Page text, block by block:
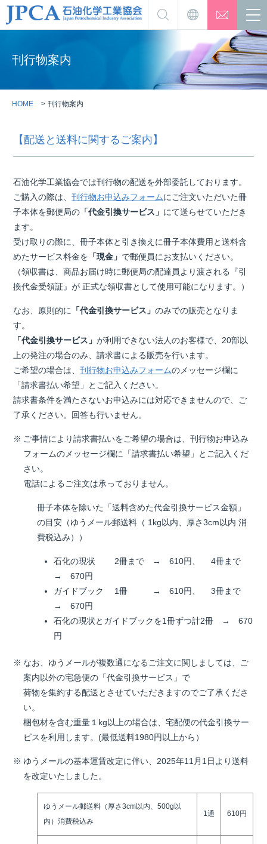
刊行物案内
HOME 刊行物案内
【配送と送料に関するご案内】
石油化学工業協会では刊行物の配送を外部委託しております。
ご購入の際は、刊行物お申込みフォームにご注文いただいた冊
子本体を郵便局の 「代金引換サービス」 にて送らせていただき
ます。
受け取りの際に、冊子本体と引き換えに冊子本体費用と送料含
めたサービス料金を 「現金」 で郵便員にお支払いください。
（領収書は、商品お届け時に郵便局の配達員より渡される『引
換代金受領証』が 正式な領収書として使用可能になります。）
なお、原則的に 「代金引換サービス」のみでの販売となりま
す。
「代金引換サービス」が利用できない法人のお客様で、20部以
上の発注の場合のみ、請求書による販売を行います。
ご希望の場合は、刊行物お申込みフォームのメッセージ欄に
「請求書払い希望」とご記入ください。
請求書条件を満たさないお申込みには対応できませんので、ご
了承ください。回答も行いません。
ご事情により請求書払いをご希望の場合は、刊行物お申込み
フォームのメッセージ欄に「請求書払い希望」とご記入くだ
さい。
電話によるご注文は承っておりません。
冊子本体を除いた「送料含めた代金引換サービス金額」
の目安（ゆうメール郵送料（ 1kg以内、厚さ3cm以内 消
費税込み））
石化の現状 2冊まで → 610円、 4冊まで
→ 670円
ガイドブック 1冊 → 610円、 3冊まで
→ 670円
石化の現状とガイドブックを1冊ずつ計2冊 → 670
円
なお、ゆうメールが複数通になるご注文に関しましては、ご
案内以外の宅急便の「代金引換サービス」で
荷物を集約する配送とさせていただきますのでご了承くださ
い。
梱包材を含む重量１kg以上の場合は、宅配便の代金引換サー
ビスを利用します。(最低送料1980円以上から）
ゆうメールの基本運賃改定に伴い、2025年11月1日より送料
を改定いたしました。
ゆうメール郵送料（厚さ3cm以内、500g以
内）消費税込み
1通 610円